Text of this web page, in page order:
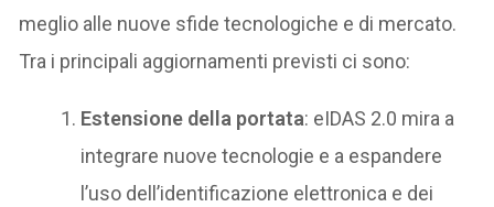
meglio alle nuove sfide tecnologiche e di mercato.
Tra i principali aggiornamenti previsti ci sono:
Estensione della portata: eIDAS 2.0 mira a
integrare nuove tecnologie e a espandere
l’uso dell’identificazione elettronica e dei